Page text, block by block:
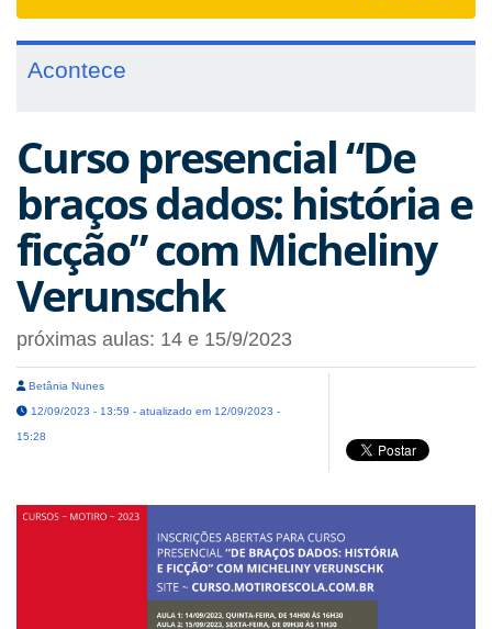
Acontece
Curso presencial “De
braços dados: história e
ficção” com Micheliny
Verunschk
próximas aulas: 14 e 15/9/2023
Betânia Nunes
12/09/2023 - 13:59 - atualizado em 12/09/2023 -
15:28